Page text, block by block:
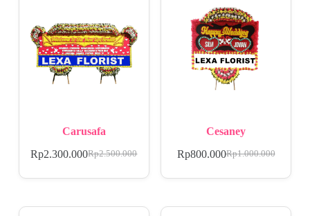
Carusafa
Rp2.500.000
Rp2.300.000
Cesaney
Rp1.000.000
Rp800.000